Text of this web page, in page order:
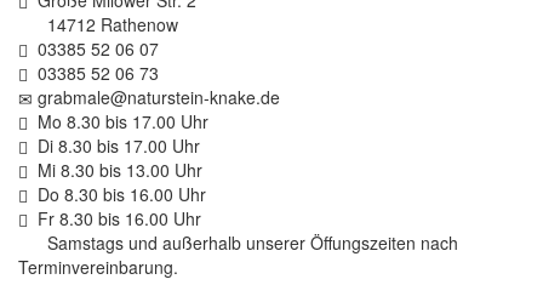
14712 Rathenow
03385 52 06 07
03385 52 06 73
grabmale@naturstein-knake.de
Mo 8.30 bis 17.00 Uhr
Di 8.30 bis 17.00 Uhr
Mi 8.30 bis 13.00 Uhr
Do 8.30 bis 16.00 Uhr
Fr 8.30 bis 16.00 Uhr
Samstags und außerhalb unserer Öffungszeiten nach
Terminvereinbarung.